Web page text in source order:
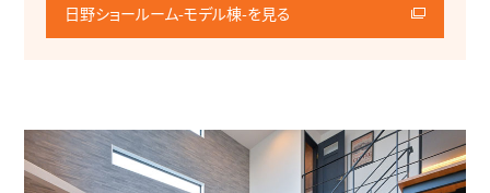
日野ショールーム-モデル棟-を見る